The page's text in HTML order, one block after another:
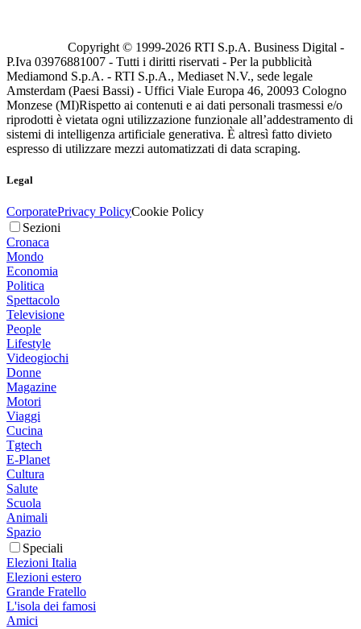
Copyright © 1999-2026 RTI S.p.A. Business Digital -
P.Iva 03976881007 - Tutti i diritti riservati - Per la pubblicità
Mediamond S.p.A. - RTI S.p.A., Mediaset N.V., sede legale
Amsterdam (Paesi Bassi) - Uffici Viale Europa 46, 20093 Cologno
Monzese (MI)Rispetto ai contenuti e ai dati personali trasmessi e/o
riprodotti è vietata ogni utilizzazione funzionale all’addestramento di
sistemi di intelligenza artificiale generativa. È altresì fatto divieto
espresso di utilizzare mezzi automatizzati di data scraping.
Legal
CorporatePrivacy PolicyCookie Policy
Sezioni
Cronaca
Mondo
Economia
Politica
Spettacolo
Televisione
People
Lifestyle
Videogiochi
Donne
Magazine
Motori
Viaggi
Cucina
Tgtech
E-Planet
Cultura
Salute
Scuola
Animali
Spazio
Speciali
Elezioni Italia
Elezioni estero
Grande Fratello
L'isola dei famosi
Amici